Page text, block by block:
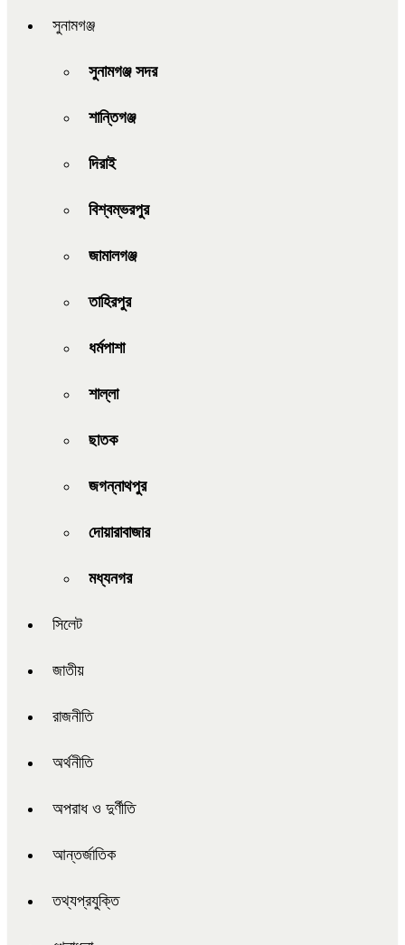
সুনামগঞ্জ
সুনামগঞ্জ সদর
শান্তিগঞ্জ
দিরাই
বিশ্বম্ভরপুর
জামালগঞ্জ
তাহিরপুর
ধর্মপাশা
শাল্লা
ছাতক
জগন্নাথপুর
দোয়ারাবাজার
মধ্যনগর
সিলেট
জাতীয়
রাজনীতি
অর্থনীতি
অপরাধ ও দুর্ণীতি
আন্তর্জাতিক
তথ্যপ্রযুক্তি